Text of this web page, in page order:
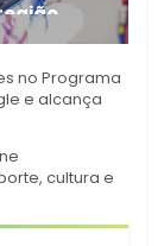
no Programa
e alcança
cultura e